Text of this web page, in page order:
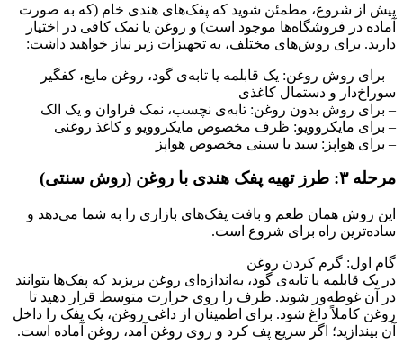
پیش از شروع، مطمئن شوید که پفک‌های هندی خام (که به صورت
آماده در فروشگاه‌ها موجود است) و روغن یا نمک کافی در اختیار
دارید. برای روش‌های مختلف، به تجهیزات زیر نیاز خواهید داشت:
– برای روش روغن: یک قابلمه یا تابه‌ی گود، روغن مایع، کفگیر
سوراخ‌دار و دستمال کاغذی
– برای روش بدون روغن: تابه‌ی نچسب، نمک فراوان و یک الک
– برای مایکروویو: ظرف مخصوص مایکروویو و کاغذ روغنی
– برای هواپز: سبد یا سینی مخصوص هواپز
مرحله ۳: طرز تهیه پفک هندی با روغن (روش سنتی)
این روش همان طعم و بافت پفک‌های بازاری را به شما می‌دهد و
ساده‌ترین راه برای شروع است.
گام اول: گرم کردن روغن
در یک قابلمه یا تابه‌ی گود، به‌اندازه‌ای روغن بریزید که پفک‌ها بتوانند
در آن غوطه‌ور شوند. ظرف را روی حرارت متوسط قرار دهید تا
روغن کاملاً داغ شود. برای اطمینان از داغی روغن، یک پفک را داخل
آن بیندازید؛ اگر سریع پف کرد و روی روغن آمد، روغن آماده است.